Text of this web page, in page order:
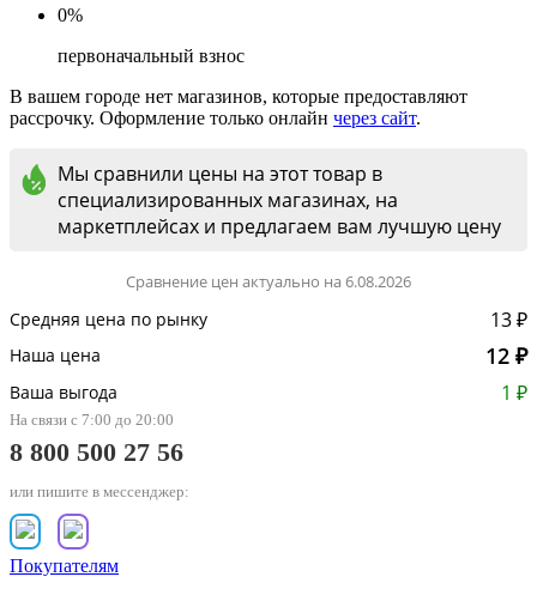
0%
первоначальный взнос
В вашем городе нет магазинов, которые предоставляют
рассрочку. Оформление только онлайн через сайт.
Мы сравнили цены на этот товар в
специализированных магазинах, на
маркетплейсах и предлагаем вам лучшую цену
Сравнение цен актуально на 6.08.2026
Средняя цена по рынку 13 ₽
Наша цена 12 ₽
Ваша выгода 1 ₽
На связи с 7:00 до 20:00
8 800 500 27 56
или пишите в мессенджер:
Покупателям